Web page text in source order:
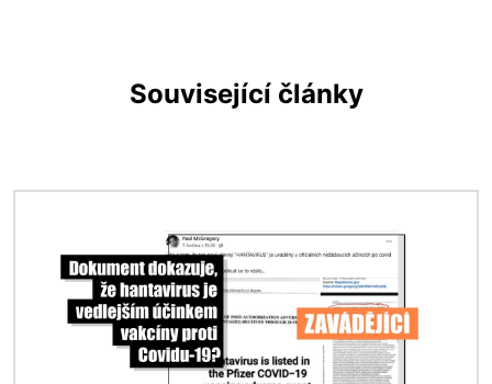
Související články